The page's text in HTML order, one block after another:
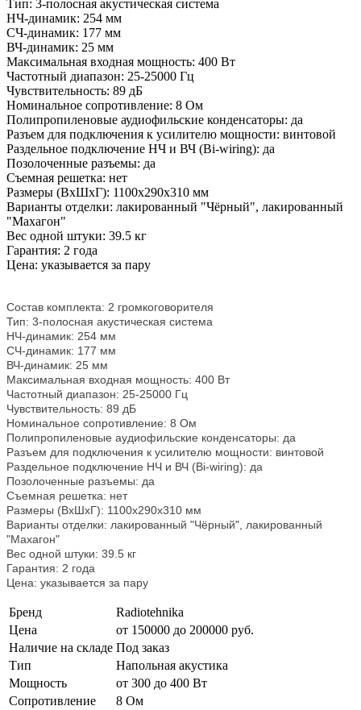
Тип: 3-полосная акустическая система
НЧ-динамик: 254 мм
СЧ-динамик: 177 мм
ВЧ-динамик: 25 мм
Максимальная входная мощность: 400 Вт
Частотный диапазон: 25-25000 Гц
Чувствительность: 89 дБ
Номинальное сопротивление: 8 Ом
Полипропиленовые аудиофильские конденсаторы: да
Разъем для подключения к усилителю мощности: винтовой
Раздельное подключение НЧ и ВЧ (Bi-wiring): да
Позолоченные разъемы: да
Съемная решетка: нет
Размеры (ВхШхГ): 1100x290x310 мм
Варианты отделки: лакированный "Чёрный", лакированный
"Махагон"
Вес одной штуки: 39.5 кг
Гарантия: 2 года
Цена: указывается за пару
Состав комплекта: 2 громкоговорителя
Тип: 3-полосная акустическая система
НЧ-динамик: 254 мм
СЧ-динамик: 177 мм
ВЧ-динамик: 25 мм
Максимальная входная мощность: 400 Вт
Частотный диапазон: 25-25000 Гц
Чувствительность: 89 дБ
Номинальное сопротивление: 8 Ом
Полипропиленовые аудиофильские конденсаторы: да
Разъем для подключения к усилителю мощности: винтовой
Раздельное подключение НЧ и ВЧ (Bi-wiring): да
Позолоченные разъемы: да
Съемная решетка: нет
Размеры (ВхШхГ): 1100x290x310 мм
Варианты отделки: лакированный "Чёрный", лакированный
"Махагон"
Вес одной штуки: 39.5 кг
Гарантия: 2 года
Цена: указывается за пару
Бренд
Radiotehnika
Цена
от 150000 до 200000 руб.
Наличие на складе Под заказ
Тип
Напольная акустика
Мощность
от 300 до 400 Вт
Сопротивление
8 Ом